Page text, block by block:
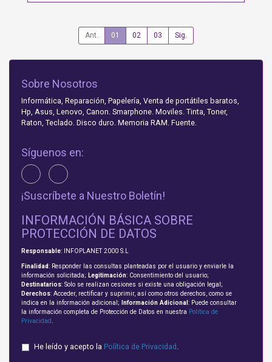
Ant. 01 02 03 Sig.
Sobre Nosotros
Informática, Reparación, Papelería, Venta de portátiles baratos,
Hp, Asus, Lenovo, Canon. Smarphone. Moviles. Tinta, Toner,
Raton, Teclado. Disco duro. Memoria RAM. Fuente.
Síguenos en:
¡Suscríbete a Nuestro Boletín!
INFORMACIÓN BÁSICA SOBRE
PROTECCIÓN DE DATOS
Responsable: INFOPLANET 2000 S.L
Finalidad: Responder las consultas planteadas por el usuario y enviarle la
información solicitada; Legitimación: Consentimiento del usuario;
Destinatarios: Solo se realizan cesiones si existe una obligación legal;
Derechos: Acceder, rectificar y suprimir, así como otros derechos, como se
indica en la información adicional;
Información Adicional : Puede consultar
la información completa de Protección de Datos en nuestra Política de
Privacidad
He leído y acepto la Política de Privacidad